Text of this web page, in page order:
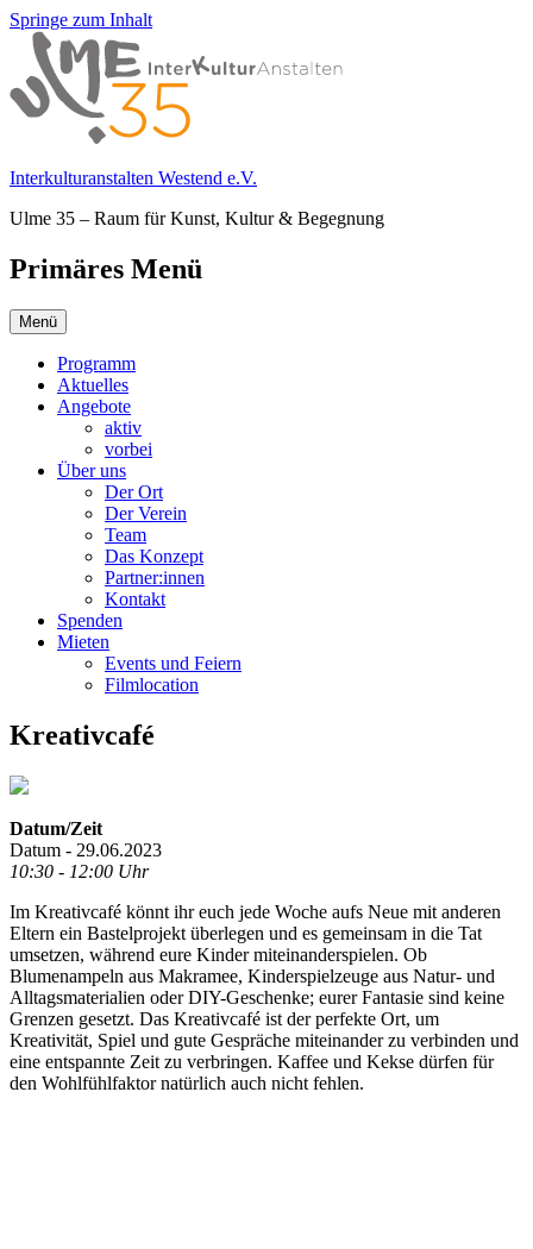
Springe zum Inhalt
Interkulturanstalten Westend e.V.
Ulme 35 – Raum für Kunst, Kultur & Begegnung
Primäres Menü
Menü
Programm
Aktuelles
Angebote
aktiv
vorbei
Über uns
Der Ort
Der Verein
Team
Das Konzept
Partner:innen
Kontakt
Spenden
Mieten
Events und Feiern
Filmlocation
Kreativcafé
Datum/Zeit
Datum - 29.06.2023
10:30 - 12:00 Uhr
Im Kreativcafé könnt ihr euch jede Woche aufs Neue mit anderen
Eltern ein Bastelprojekt überlegen und es gemeinsam in die Tat
umsetzen, während eure Kinder miteinanderspielen. Ob
Blumenampeln aus Makramee, Kinderspielzeuge aus Natur- und
Alltagsmaterialien oder DIY-Geschenke; eurer Fantasie sind keine
Grenzen gesetzt. Das Kreativcafé ist der perfekte Ort, um
Kreativität, Spiel und gute Gespräche miteinander zu verbinden und
eine entspannte Zeit zu verbringen. Kaffee und Kekse dürfen für
den Wohlfühlfaktor natürlich auch nicht fehlen.